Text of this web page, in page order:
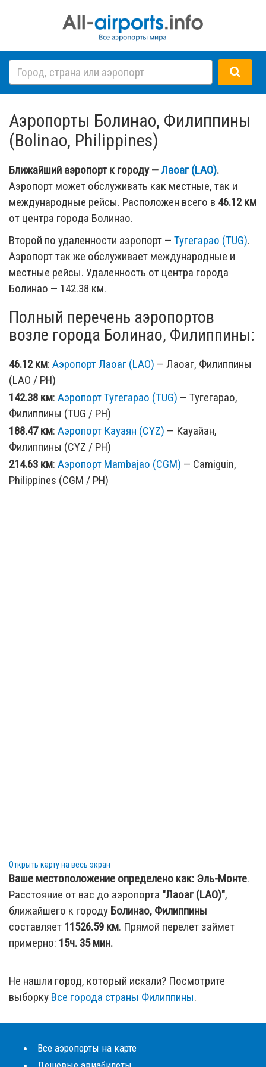
Аэропорты Болинао, Филиппины
(Bolinao, Philippines)
Ближайший аэропорт к городу —Лаоаг (LAO).
Аэропорт может обслуживать как местные, так и
международные рейсы. Расположен всего в 46.12 км
от центра города Болинао.
Второй по удаленности аэропорт — Тугегарао (TUG).
Аэропорт так же обслуживает международные и
местные рейсы. Удаленность от центра города
Болинао — 142.38 км.
Полный перечень аэропортов
возле города Болинао, Филиппины:
46.12 км: Аэропорт Лаоаг (LAO) — Лаоаг, Филиппины
(LAO / PH)
142.38 км: Аэропорт Тугегарао (TUG) — Тугегарао,
Филиппины (TUG / PH)
188.47 км: Аэропорт Кауаян (CYZ) — Кауайан,
Филиппины (CYZ / PH)
214.63 км: Аэропорт Mambajao (CGM) — Camiguin,
Philippines (CGM / PH)
Открыть карту на весь экран
Ваше местоположение определено как: Эль-Монте.
Расстояние от вас до аэропорта "Лаоаг (LAO)",
ближайшего к городу Болинао, Филиппины
составляет 11526.59 км. Прямой перелет займет
примерно: 15ч. 35 мин.
Не нашли город, который искали? Посмотрите
выборку Все города страны Филиппины.
Все аэропорты на карте